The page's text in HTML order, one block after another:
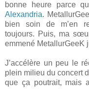
bonne heure parce
Alexandria.
bien soin de m’en
toujours. Puis, ma
emmené MetallurGeeK
J’accélère un peu le
plein milieu du concert
que ça poutrait, mais